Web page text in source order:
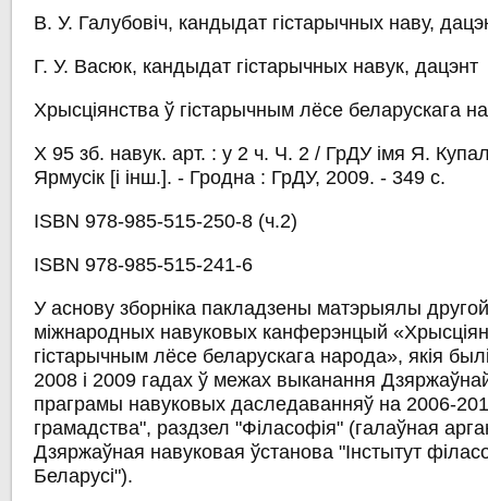
В. У. Галубовіч, кандыдат гістарычных наву,
Г. У. Васюк, кандыдат гістарычных навук, дацэнт
Хрысціянства ў гістарычным лёсе беларускага
Х 95 зб. навук. арт. : у 2 ч. Ч. 2 / ГрДУ імя Я.
Ярмусік [і інш.]. - Гродна : ГрДУ, 2009. - 349 с.
ISBN 978-985-515-250-8 (ч.2)
ISBN 978-985-515-241-6
У аснову зборніка пакладзены матэрыялы другой
міжнародных навуковых канферэнцый
гістарычным лёсе беларускага народа», якія
2008 і 2009 гадах ў межах выканання
праграмы навуковых даследаванняў на 2006-
грамадства", раздзел "Філасофія" (галаўная
Дзяржаўная навуковая ўстанова "Інстытут
Беларусі").